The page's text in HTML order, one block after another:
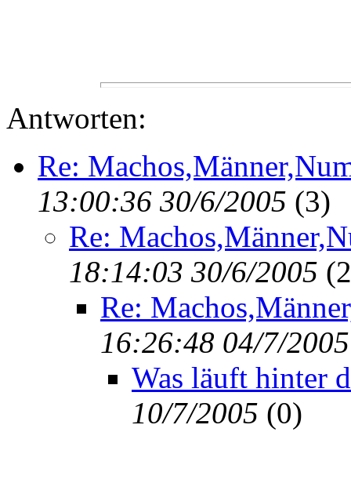
Antworten:
Re:
13:00:36 30/6/2005 (3)
Re:
18:14:03 30/6/2005 (
Re:
16:26:48 04/7/2005
Was läuft hinter
10/7/2005 (0)